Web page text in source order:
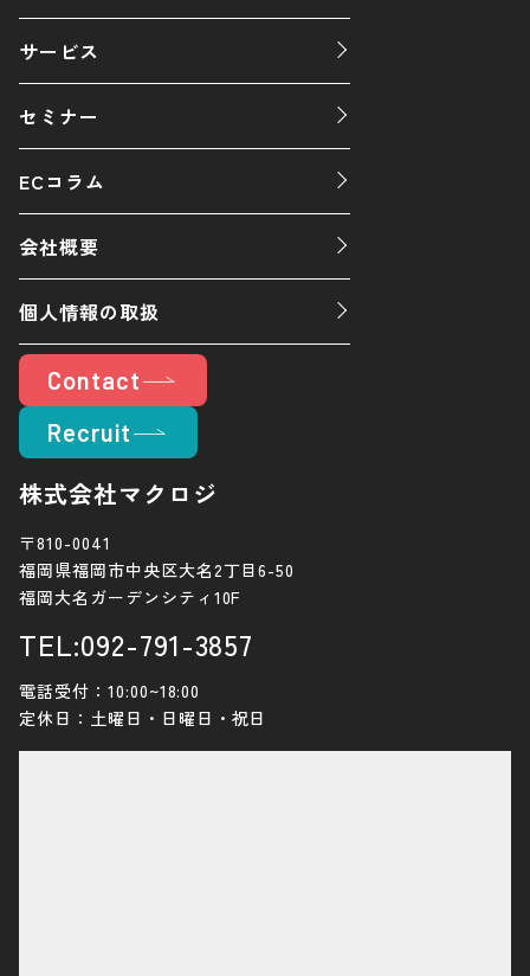
サービス
セミナー
ECコラム
会社概要
個人情報の取扱
Contact
Recruit
株式会社マクロジ
〒810-0041
福岡県福岡市中央区大名2丁目6-50
福岡大名ガーデンシティ10F
TEL:092-791-3857
電話受付：10:00~18:00
定休日：土曜日・日曜日・祝日